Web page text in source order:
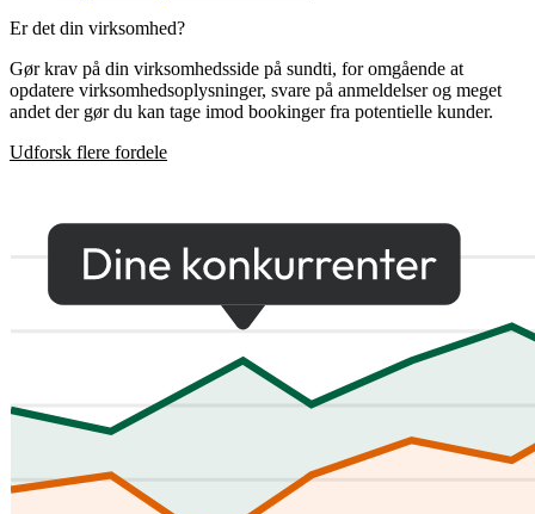
Er det din virksomhed?
Gør krav på din virksomhedsside på sundti, for omgående at
opdatere virksomhedsoplysninger, svare på anmeldelser og meget
andet der gør du kan tage imod bookinger fra potentielle kunder.
Udforsk flere fordele